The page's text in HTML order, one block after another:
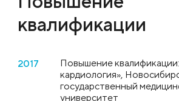
квалификации
2017
Повышение
кардиология»,
государственный
университет